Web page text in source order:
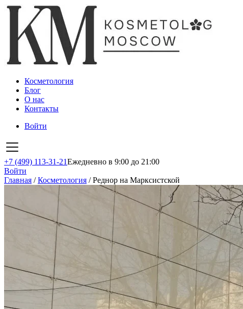
Косметология
Блог
О нас
Контакты
Войти
+7 (499) 113-31-21Ежедневно в 9:00 до 21:00
Войти
Главная /Косметология /Реднор на Марксистской